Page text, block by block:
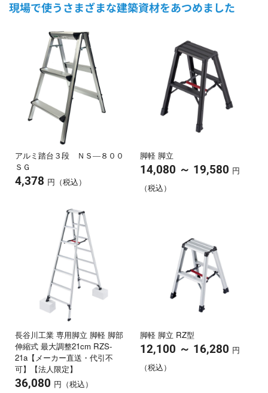
現場で使うさまざまな建築資材をあつめました
アルミ踏台３段 ＮＳ―８００
ＳＧ
4,378 円（税込）
脚軽 脚立
14,080 ～ 19,580 円
（税込）
長谷川工業 専用脚立 脚軽 脚部
伸縮式 最大調整21cm RZS-
21a【メーカー直送・代引不
可】【法人限定】
36,080 円（税込）
脚軽 脚立 RZ型
12,100 ～ 16,280 円
（税込）